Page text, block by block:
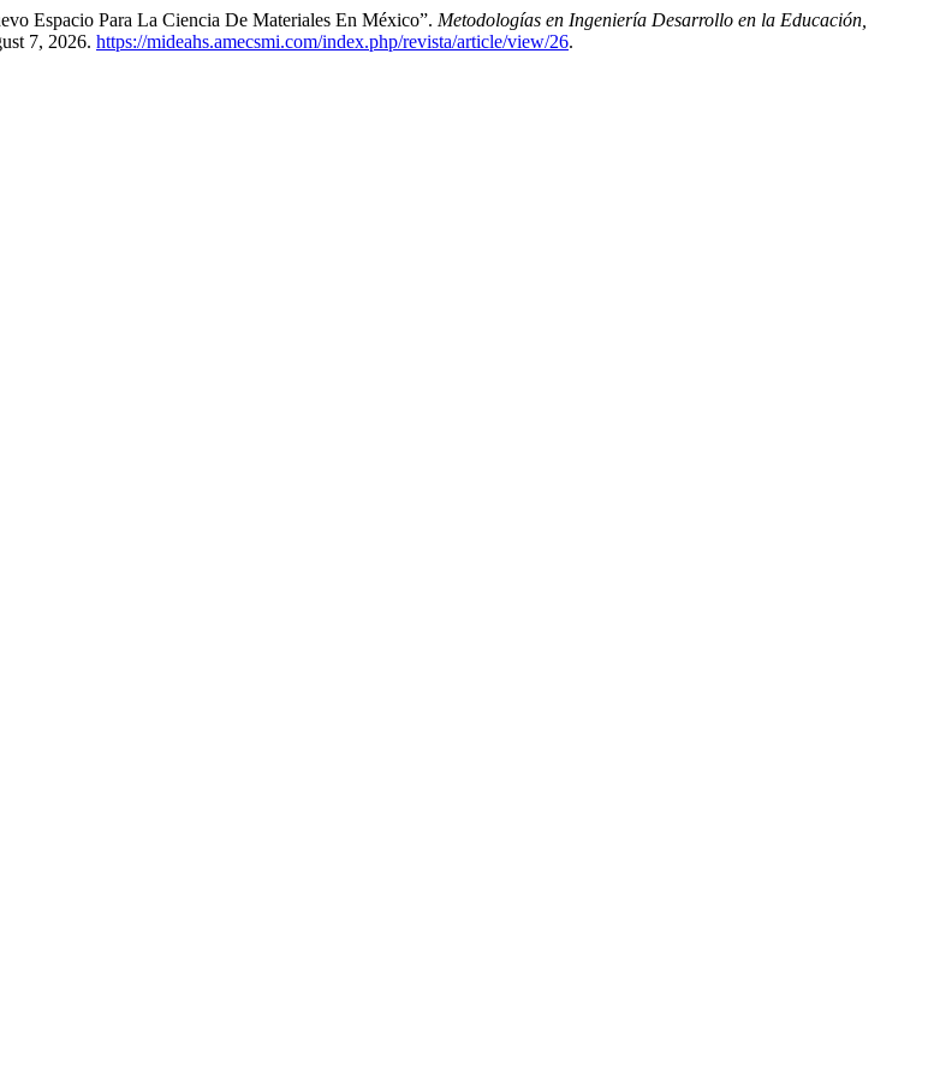
Espacio Para La Ciencia De Materiales En México”. Metodologías en Ingeniería Desarrollo en la Educación,
7, 2026. https://mideahs.amecsmi.com/index.php/revista/article/view/26.